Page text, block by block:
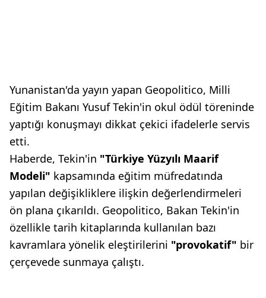
Yunanistan'da yayın yapan Geopolitico, Milli
Eğitim Bakanı Yusuf Tekin'in okul ödül töreninde
yaptığı konuşmayı dikkat çekici ifadelerle servis
etti.
Haberde, Tekin'in "Türkiye Yüzyılı Maarif
Modeli" kapsamında eğitim müfredatında
yapılan değişikliklere ilişkin değerlendirmeleri
ön plana çıkarıldı. Geopolitico, Bakan Tekin'in
özellikle tarih kitaplarında kullanılan bazı
kavramlara yönelik eleştirilerini "provokatif" bir
çerçevede sunmaya çalıştı.